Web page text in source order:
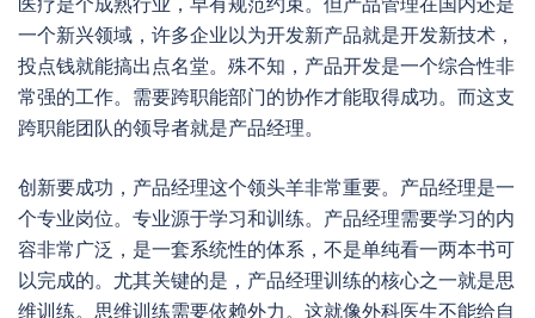
一个新兴领域，许多企业以为开发新产品就是开发新技术，
投点钱就能搞出点名堂。殊不知，产品开发是一个综合性非
常强的工作。需要跨职能部门的协作才能取得成功。而这支
跨职能团队的领导者就是产品经理。
创新要成功，产品经理这个领头羊非常重要。产品经理是一
个专业岗位。专业源于学习和训练。产品经理需要学习的内
容非常广泛，是一套系统性的体系，不是单纯看一两本书可
以完成的。尤其关键的是，产品经理训练的核心之一就是思
维训练。思维训练需要依赖外力。这就像外科医生不能给自